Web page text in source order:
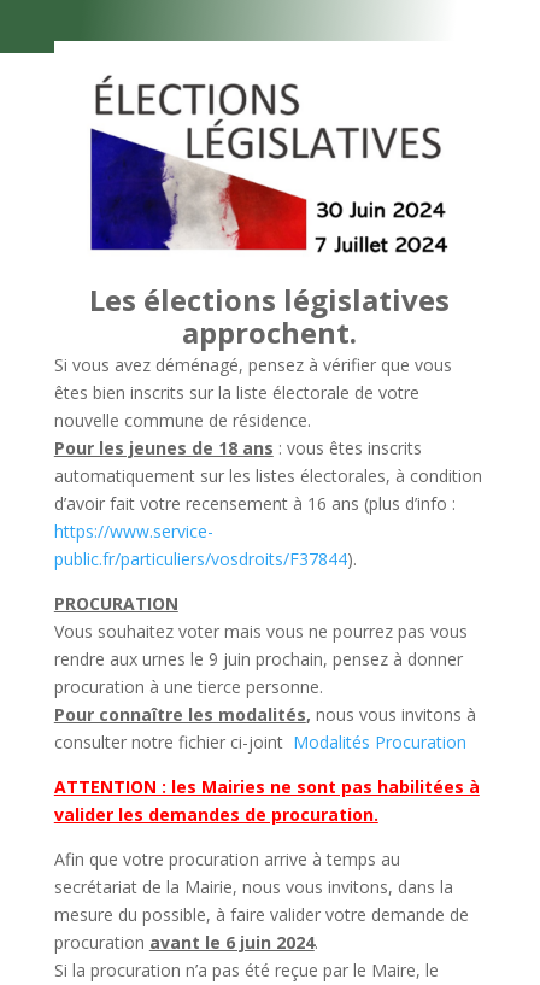
Les élections législatives
approchent.
Si vous avez déménagé, pensez à vérifier que vous
êtes bien inscrits sur la liste électorale de votre
nouvelle commune de résidence.
Pour les jeunes de 18 ans : vous êtes inscrits
automatiquement sur les listes électorales, à condition
d’avoir fait votre recensement à 16 ans (plus d’info :
https://www.service-
public.fr/particuliers/vosdroits/F37844).
PROCURATION
Vous souhaitez voter mais vous ne pourrez pas vous
rendre aux urnes le 9 juin prochain, pensez à donner
procuration à une tierce personne.
Pour connaître les modalités, nous vous invitons à
consulter notre fichier ci-joint Modalités Procuration
ATTENTION : les Mairies ne sont pas habilitées à
valider les demandes de procuration.
Afin que votre procuration arrive à temps au
secrétariat de la Mairie, nous vous invitons, dans la
mesure du possible, à faire valider votre demande de
procuration avant le 6 juin 2024.
Si la procuration n’a pas été reçue par le Maire, le